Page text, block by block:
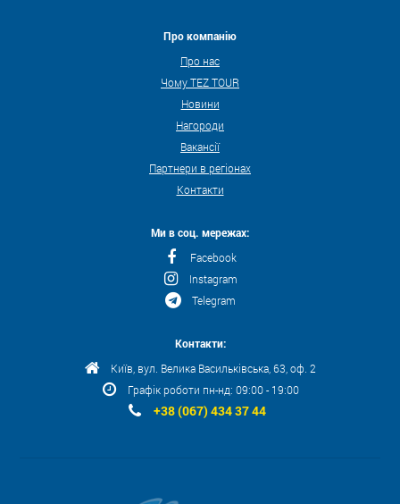
Про компанію
Про нас
Чому TEZ TOUR
Новини
Нагороди
Вакансії
Партнери в регіонах
Контакти
Ми в соц. мережах:
Facebook
Instagram
Telegram
Контакти:
Київ, вул. Велика Васильківська, 63, оф. 2
Графік роботи пн-нд: 09:00 - 19:00
+38 (067) 434 37 44